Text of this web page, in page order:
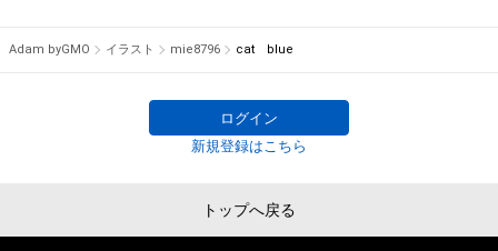
権を侵害するおそれのある行為(改変、公開、配布、逆コンパイ
せん。)を行うことはできません。
・本アイテムに関する創作物の利用については、公序良俗や法令
・本アイテムの購入、売却および利用に関して、購入者、売却者、
保有者、その他第三者が損害を被った場合、その損害がいかなる
【好きなモチーフ】
Adam byGMO イラスト mie8796 cat blue
ログイン
新規登録はこちら
トップへ戻る